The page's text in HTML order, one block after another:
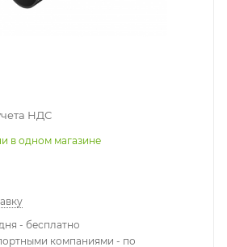
НДС
в одном магазине
- бесплатно
компаниями - по